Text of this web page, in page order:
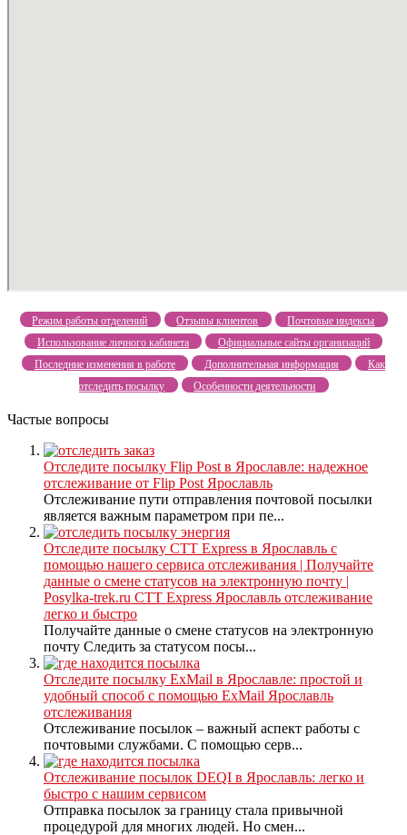
Режим работы отделений Отзывы клиентов
Почтовые индексы
Использование личного кабинета
Официальные сайты организаций
Последние изменения в работе
Дополнительная информация
Как
отследить посылку
Особенности деятельности
Частые вопросы
Отследите посылку Flip Post в Ярославле: надежное
отслеживание от Flip Post Ярославль
Отслеживание пути отправления почтовой посылки
является важным параметром при пе...
Отследите посылку CTT Express в Ярославль с
помощью нашего сервиса отслеживания | Получайте
данные о смене статусов на электронную почту |
Posylka-trek.ru CTT Express Ярославль отслеживание
легко и быстро
Получайте данные о смене статусов на электронную
почту Следить за статусом посы...
Отследите посылку ExMail в Ярославле: простой и
удобный способ с помощью ExMail Ярославль
отслеживания
Отслеживание посылок – важный аспект работы с
почтовыми службами. С помощью серв...
Отслеживание посылок DEQI в Ярославль: легко и
быстро с нашим сервисом
Отправка посылок за границу стала привычной
процедурой для многих людей. Но смен...